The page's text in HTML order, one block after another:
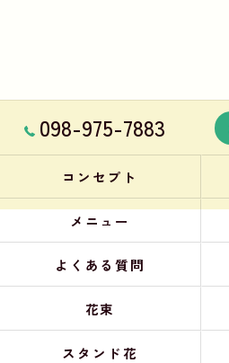
098-975-7883
コンセプト
メニュー
よくある質問
花束
スタンド花